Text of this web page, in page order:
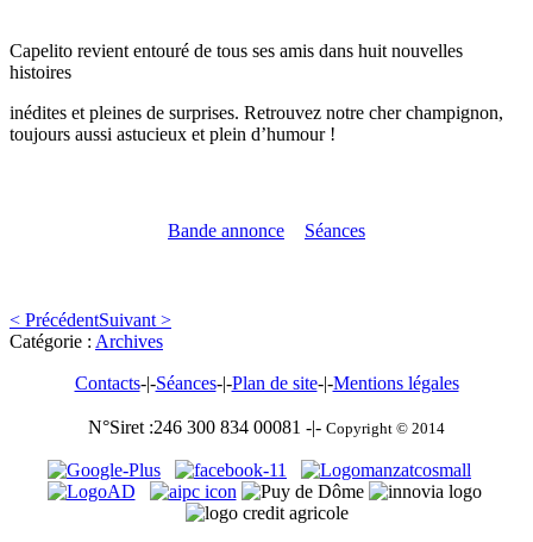
Capelito revient entouré de tous ses amis dans huit nouvelles
histoires
inédites et pleines de surprises. Retrouvez notre cher champignon,
toujours aussi astucieux et plein d’humour !
Bande annonce Séances
< PrécédentSuivant >
Catégorie : Archives
Contacts-|-Séances-|-Plan de site-|-Mentions légales
N°Siret :246 300 834 00081 -|- Copyright © 2014